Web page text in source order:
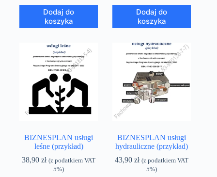
Dodaj do
koszyka
Dodaj do
koszyka
BIZNESPLAN usługi
leśne (przykład)
38,90zł (z podatkiem VAT
5%)
BIZNESPLAN usługi
hydrauliczne (przykład)
43,90zł (z podatkiem VAT
5%)